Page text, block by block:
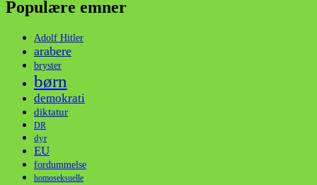
Populære emner
Adolf Hitler
arabere
bryster
børn
demokrati
diktatur
DR
dyr
EU
fordummelse
homoseksuelle